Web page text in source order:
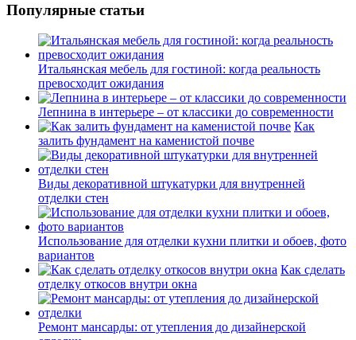
Популярные статьи
Итальянская мебель для гостиной: когда реальность
превосходит ожидания
Лепнина в интерьере – от классики до современности
Как
залить фундамент на каменистой почве
Виды декоративной штукатурки для внутренней
отделки стен
Использование для отделки кухни плитки и обоев, фото
вариантов
Как сделать
отделку откосов внутри окна
Ремонт мансарды: от утепления до дизайнерской